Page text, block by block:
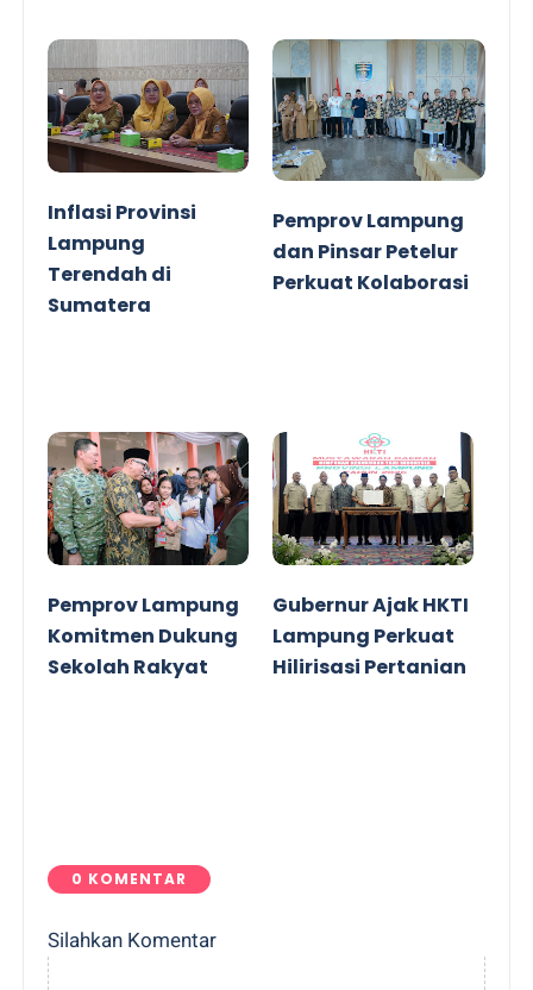
Inflasi Provinsi
Lampung
Terendah di
Sumatera
Pemprov Lampung
dan Pinsar Petelur
Perkuat Kolaborasi
Pemprov Lampung
Komitmen Dukung
Sekolah Rakyat
Gubernur Ajak HKTI
Lampung Perkuat
Hilirisasi Pertanian
0 KOMENTAR
Silahkan Komentar